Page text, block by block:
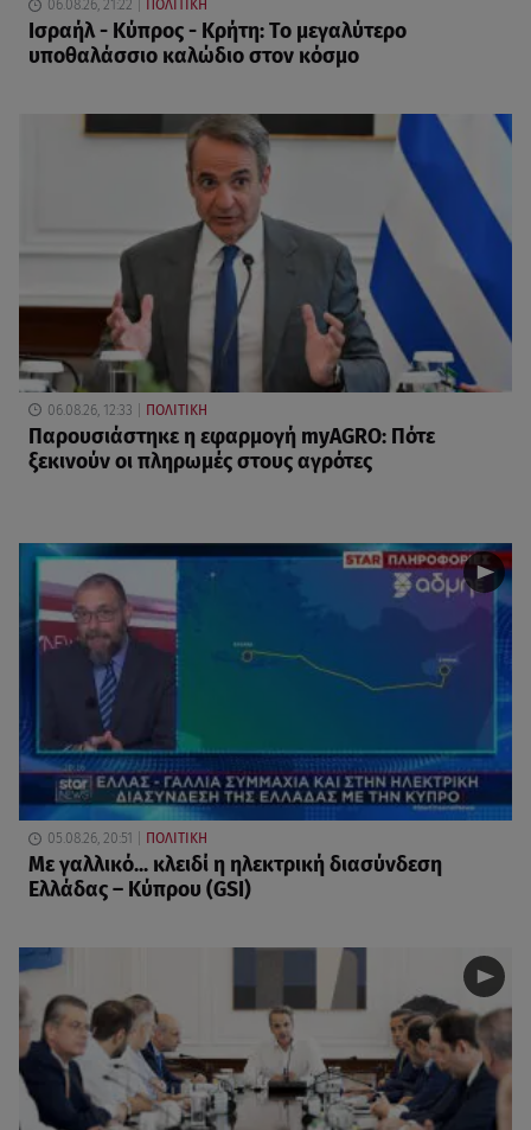
06.08.26, 21:22 ΠΟΛΙΤΙΚΗ
Ισραήλ - Κύπρος - Κρήτη: Το μεγαλύτερο
υποθαλάσσιο καλώδιο στον κόσμο
06.08.26, 12:33 ΠΟΛΙΤΙΚΗ
Παρουσιάστηκε η εφαρμογή myAGRO: Πότε
ξεκινούν οι πληρωμές στους αγρότες
05.08.26, 20:51 ΠΟΛΙΤΙΚΗ
Με γαλλικό... κλειδί η ηλεκτρική διασύνδεση
Ελλάδας – Κύπρου (GSI)